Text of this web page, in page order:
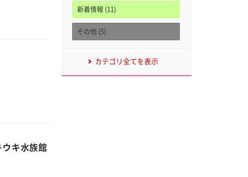
ウキ水族館
新着情報 (11)
その他 (5)
カテゴリ全てを表示